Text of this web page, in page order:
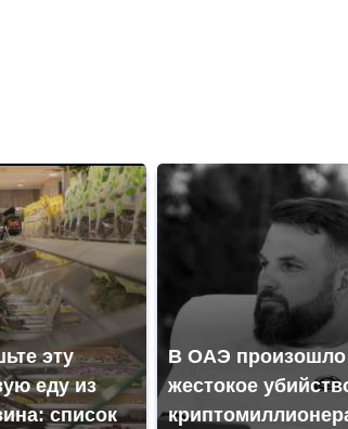
эту
еду из
список
В ОАЭ произошло
жестокое